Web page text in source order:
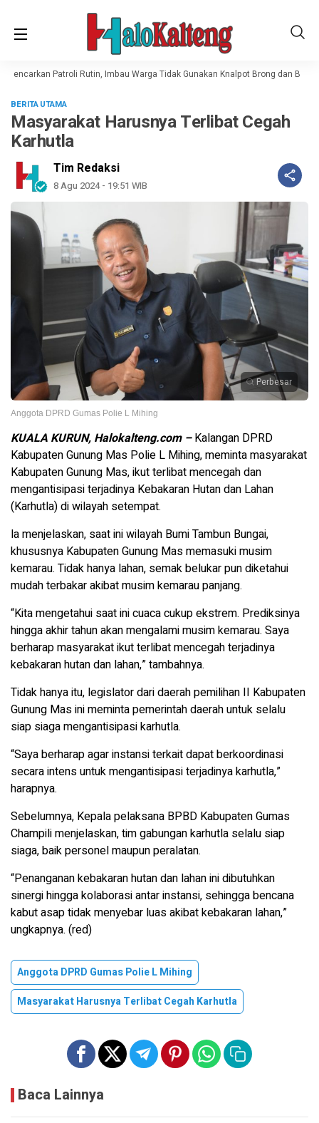
Patroli Rutin, Imbau Warga Tidak Gunakan Knalpot Brong dan Balap
BERITA UTAMA
Masyarakat Harusnya Terlibat Cegah
Karhutla
Tim Redaksi
8 Agu 2024 - 19:51 WIB
Perbesar
Anggota DPRD Gumas Polie L Mihing
KUALA KURUN, Halokalteng.com – Kalangan DPRD
Kabupaten Gunung Mas Polie L Mihing, meminta masyarakat
Kabupaten Gunung Mas, ikut terlibat mencegah dan
mengantisipasi terjadinya Kebakaran Hutan dan Lahan
(Karhutla) di wilayah setempat.
la menjelaskan, saat ini wilayah Bumi Tambun Bungai,
khususnya Kabupaten Gunung Mas memasuki musim
kemarau. Tidak hanya lahan, semak belukar pun diketahui
mudah terbakar akibat musim kemarau panjang.
“Kita mengetahui saat ini cuaca cukup ekstrem. Prediksinya
hingga akhir tahun akan mengalami musim kemarau. Saya
berharap masyarakat ikut terlibat mencegah terjadinya
kebakaran hutan dan lahan,” tambahnya.
Tidak hanya itu, legislator dari daerah pemilihan II Kabupaten
Gunung Mas ini meminta pemerintah daerah untuk selalu
siap siaga mengantisipasi karhutla.
“Saya berharap agar instansi terkait dapat berkoordinasi
secara intens untuk mengantisipasi terjadinya karhutla,”
harapnya.
Sebelumnya, Kepala pelaksana BPBD Kabupaten Gumas
Champili menjelaskan, tim gabungan karhutla selalu siap
siaga, baik personel maupun peralatan.
“Penanganan kebakaran hutan dan lahan ini dibutuhkan
sinergi hingga kolaborasi antar instansi, sehingga bencana
kabut asap tidak menyebar luas akibat kebakaran lahan,”
ungkapnya. (red)
Anggota DPRD Gumas Polie L Mihing
Masyarakat Harusnya Terlibat Cegah Karhutla
Baca Lainnya